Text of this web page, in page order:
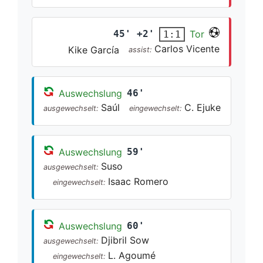
45' +2' 1:1
Tor
Kike García
assist: Carlos Vicente
Auswechslung 46'
ausgewechselt: Saúl eingewechselt: C. Ejuke
Auswechslung 59'
ausgewechselt: Suso
eingewechselt: Isaac Romero
Auswechslung 60'
ausgewechselt: Djibril Sow
eingewechselt: L. Agoumé